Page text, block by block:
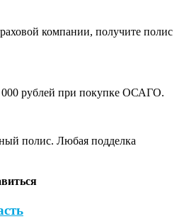
компании, получите полис
000 рублей при покупке ОСАГО.
полис. Любая подделка